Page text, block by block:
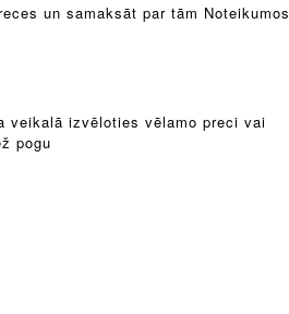
un samaksāt par tām Noteikumos
veikalā izvēloties vēlamo preci vai
pogu